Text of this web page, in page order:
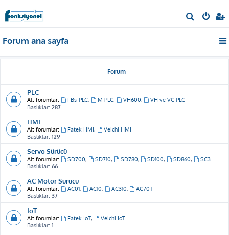
r
Forum ana sayfa
Forum
PLC
Alt forumlar: FBs-PLC, M PLC, VH600,
VH ve VC PLC
Başlıklar: 287
HMI
Alt forumlar: Fatek HMI,
Veichi HMI
Başlıklar: 129
Servo Sürücü
Alt forumlar: SD700, SD710, SD780, SD100, SD860,
SC3
Başlıklar: 66
AC Motor Sürücü
Alt forumlar: AC01, AC10, AC310,
AC70T
Başlıklar: 37
IoT
Alt forumlar: Fatek IoT,
Veichi IoT
Başlıklar: 1